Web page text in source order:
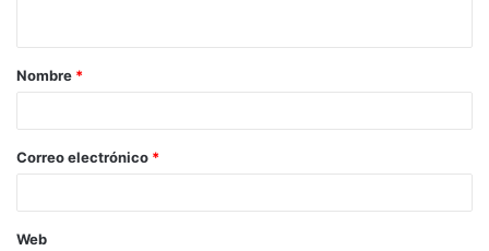
Nombre *
Correo electrónico *
Web